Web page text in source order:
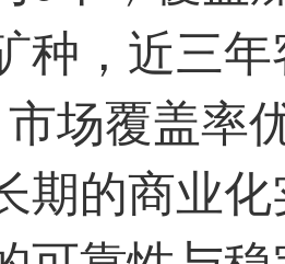
种，近三
场覆盖率
期的商业